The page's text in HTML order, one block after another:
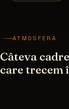
ATMOSFERA
Câteva
care trecem